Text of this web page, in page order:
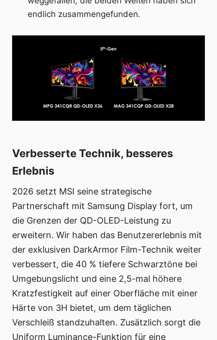
endlich zusammengefunden.
Verbesserte Technik, besseres
Erlebnis
2026 setzt MSI seine strategische
Partnerschaft mit Samsung Display fort, um
die Grenzen der QD-OLED-Leistung zu
erweitern. Wir haben das Benutzererlebnis mit
der exklusiven DarkArmor Film-Technik weiter
verbessert, die 40 % tiefere Schwarztöne bei
Umgebungslicht und eine 2,5-mal höhere
Kratzfestigkeit auf einer Oberfläche mit einer
Härte von 3H bietet, um dem täglichen
Verschleiß standzuhalten. Zusätzlich sorgt die
Uniform Luminance-Funktion für eine